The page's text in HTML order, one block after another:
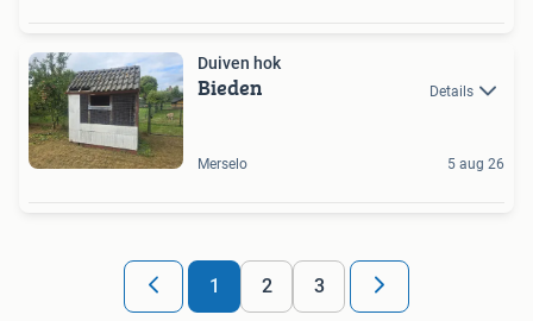
Duiven hok
Bieden Details
Merselo 5 aug 26
1 2 3